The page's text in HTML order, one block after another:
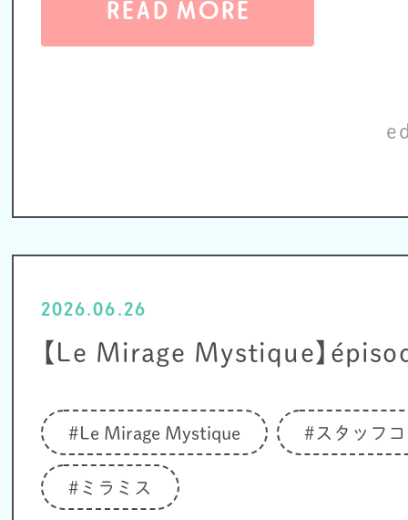
READ MORE
2026.06.26
【Le Mirage Mystique】
#Le Mirage Mystique #スタッフ
#ミラミス